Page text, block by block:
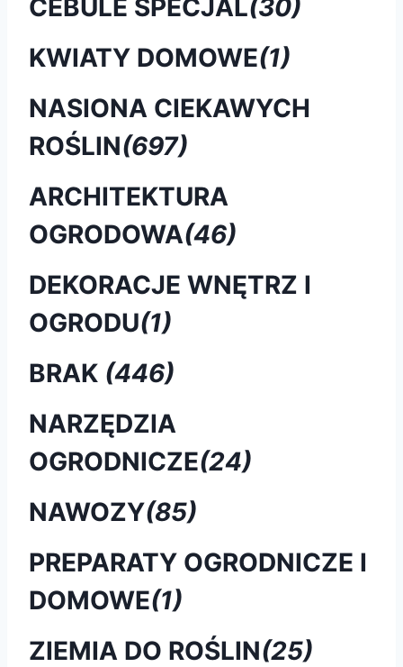
CEBULE SPECJAL(30)
KWIATY DOMOWE(1)
NASIONA CIEKAWYCH
ROŚLIN(697)
ARCHITEKTURA
OGRODOWA(46)
DEKORACJE WNĘTRZ I
OGRODU(1)
BRAK (446)
NARZĘDZIA
OGRODNICZE(24)
NAWOZY(85)
PREPARATY OGRODNICZE I
DOMOWE(1)
ZIEMIA DO ROŚLIN(25)